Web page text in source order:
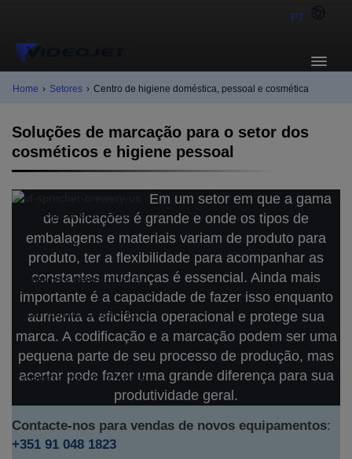
PT
Home › Setores › Centro de higiene doméstica, pessoal e cosmética
Soluções de marcação para o setor dos
cosméticos e higiene pessoal
Veja o que está
desafiando as
marcas para operar
de forma diferente
em um mundo em
constante mudança
Em um setor em que a gama
de aplicações é grande e onde os tipos de
embalagens e materiais variam de produto para
produto, ter a flexibilidade para acompanhar as
constantes mudanças é essencial. Ainda mais
importante é a capacidade de fazer isso enquanto
aumenta a eficiência operacional e protege sua
marca. A codificação e a marcação podem ser uma
pequena parte de seu processo de produção, mas
acertar pode fazer uma grande diferença para sua
produtividade geral.
Contacte-nos para vendas de novos equipamentos:
+351 91 048 1823